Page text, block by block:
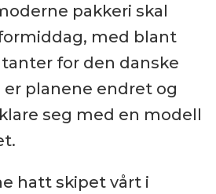
pakkeri skal
med blant
for den danske
er planene endret og
seg med en modell
hatt skipet vårt i